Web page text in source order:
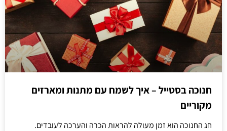
חנוכה בסטייל – איך לשמח עם מתנות ומארזים
מקוריים
חג החנוכה הוא זמן מעולה להראות הכרה והערכה לעובדים.